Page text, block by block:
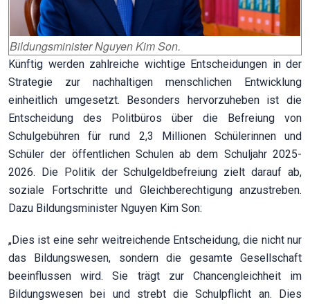
Bildungsminister Nguyen Kim Son.
Künftig werden zahlreiche wichtige Entscheidungen in der
Strategie zur nachhaltigen menschlichen Entwicklung
einheitlich umgesetzt. Besonders hervorzuheben ist die
Entscheidung des Politbüros über die Befreiung von
Schulgebühren für rund 2,3 Millionen Schülerinnen und
Schüler der öffentlichen Schulen ab dem Schuljahr 2025-
2026. Die Politik der Schulgeldbefreiung zielt darauf ab,
soziale Fortschritte und Gleichberechtigung anzustreben.
Dazu Bildungsminister Nguyen Kim Son:
„Dies ist eine sehr weitreichende Entscheidung, die nicht nur
das Bildungswesen, sondern die gesamte Gesellschaft
beeinflussen wird. Sie trägt zur Chancengleichheit im
Bildungswesen bei und strebt die Schulpflicht an. Dies